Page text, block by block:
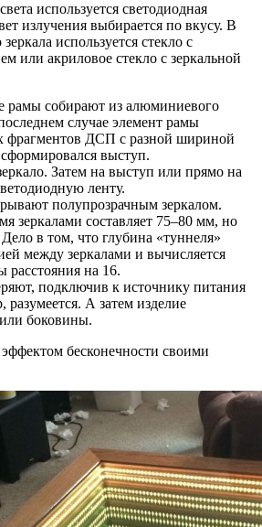
используется светодиодная
излучения выбирается по вкусу. В
используется стекло с
или акриловое стекло с зеркальной
рамы собирают из алюминиевого
случае элемент рамы
фрагментов ДСП с разной шириной
выступ.
Затем на выступ или прямо на
ленту.
полупрозрачным зеркалом.
зеркалами составляет 75–80 мм, но
в том, что глубина «туннеля»
между зеркалами и вычисляется
на 16.
подключив к источнику питания
разумеется. А затем изделие
боковины.
бесконечности своими